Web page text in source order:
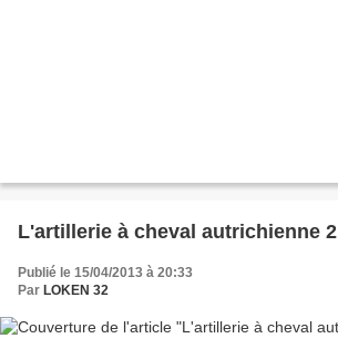
L'artillerie à cheval autrichienne 2
Publié le 15/04/2013 à 20:33
Par LOKEN 32